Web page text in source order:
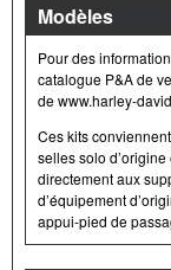
Modèles
Pour des
catalogue P&A de
de www.harley-
Ces kits
selles solo
directement aux
d’équipement
appui-pied de